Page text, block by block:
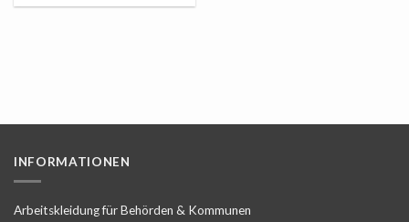
INFORMATIONEN
Arbeitskleidung für Behörden & Kommunen